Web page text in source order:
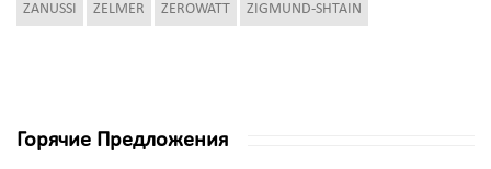
ZANUSSI ZELMER ZEROWATT ZIGMUND-SHTAIN
Горячие Предложения